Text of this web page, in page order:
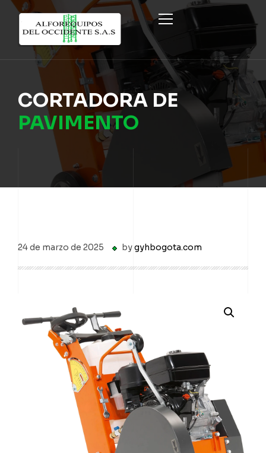
INICIO
PRODUCTOS
SISTEMA ECO FORMWORK
FORMALETAS METÁLICAS Y CIRCULARES
NOSOTROS
PROYECTOS
CORTADORA DE
PAVIMENTO
24 de marzo de 2025 bygyhbogota.com